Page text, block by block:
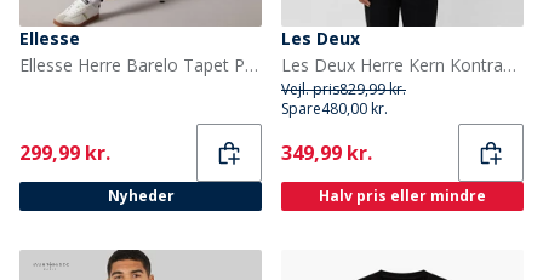
Ellesse
Ellesse Herre Barelo Tapet Polyester Træningsdragt Sort
Current
299,99 kr.
Nyheder
Les Deux
Les Deux Herre Kern Kontrast Quarter Zip Sweatshirt Mountain Grey Brown
Vejl. pris829,99 kr.
Spare480,00 kr.
Current
349,99 kr.
Halv pris eller mindre